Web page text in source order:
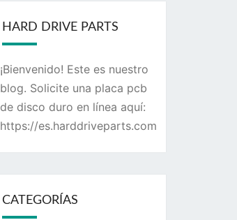
HARD DRIVE PARTS
¡Bienvenido! Este es nuestro
blog. Solicite una placa pcb
de disco duro en línea aquí:
https://es.harddriveparts.com
CATEGORÍAS